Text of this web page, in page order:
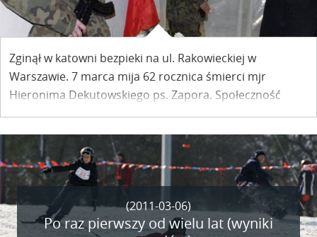
Zginął w katowni bezpieki na ul. Rakowieckiej w
Warszawie. 7 marca mija 62 rocznica śmierci mjr
Hieronima Dekutowskiego ps. Zapora. Społeczność
Kazimierza podczas mszy świętej w przeddzień tej daty
uczciła pamięć bohatera.
(2011-03-06)
Po raz pierwszy od wielu lat (wyniki